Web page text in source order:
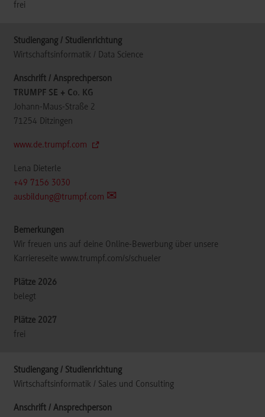
frei
Wirtschaftsinformatik / Data Science
TRUMPF SE + Co. KG
Johann-Maus-Straße 2
71254 Ditzingen
www.de.trumpf.com
Lena Dieterle
+49 7156 3030
ausbildung@trumpf.com
Wir freuen uns auf deine Online-Bewerbung über unsere
Karriereseite www.trumpf.com/s/schueler
belegt
frei
Wirtschaftsinformatik / Sales und Consulting